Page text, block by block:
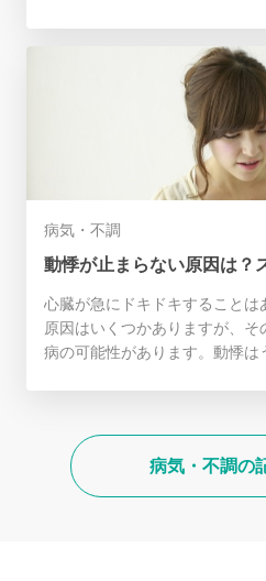
病気・不調
動悸が止まらない原因は？
心臓が急にドキドキすることは
原因はいくつかありますが、
病の可能性があります。動悸は
病気・不調の